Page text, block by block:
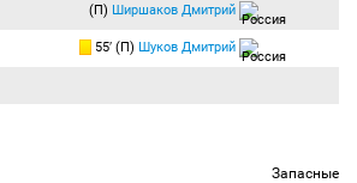
(П) Ширшаков Дмитрий
55′ (П) Шуков Дмитрий
Запасные